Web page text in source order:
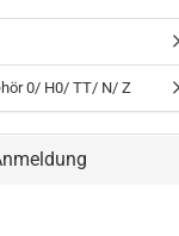
0/ H0/ TT/ N/ Z